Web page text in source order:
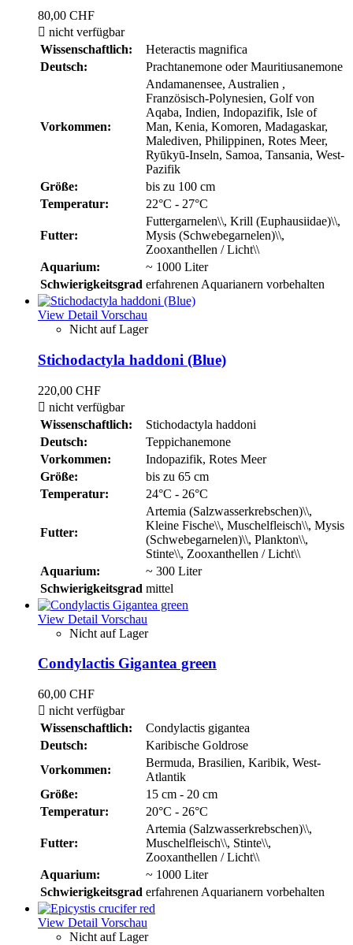
80,00 CHF
 nicht verfügbar
Wissenschaftlich:
Heteractis magnifica
Deutsch:
Prachtanemone oder Mauritiusanemone
Vorkommen:
Andamanensee, Australien ,
Französisch-Polynesien, Golf von
Aqaba, Indien, Indopazifik, Isle of
Man, Kenia, Komoren, Madagaskar,
Malediven, Philippinen, Rotes Meer,
Ryūkyū-Inseln, Samoa, Tansania, West-
Pazifik
Größe:
bis zu 100 cm
Temperatur:
22°C - 27°C
Futter:
Futtergarnelen\\, Krill (Euphausiidae)\\,
Mysis (Schwebegarnelen)\\,
Zooxanthellen / Licht\\
Aquarium:
~ 1000 Liter
Schwierigkeitsgrad erfahrenen Aquarianern vorbehalten
View Detail Vorschau
Nicht auf Lager
Stichodactyla haddoni (Blue)
220,00 CHF
 nicht verfügbar
Wissenschaftlich:
Stichodactyla haddoni
Deutsch:
Teppichanemone
Vorkommen:
Indopazifik, Rotes Meer
Größe:
bis zu 65 cm
Temperatur:
24°C - 26°C
Futter:
Artemia (Salzwasserkrebschen)\\,
Kleine Fische\\, Muschelfleisch\\, Mysis
(Schwebegarnelen)\\, Plankton\\,
Stinte\\, Zooxanthellen / Licht\\
Aquarium:
~ 300 Liter
Schwierigkeitsgrad mittel
View Detail Vorschau
Nicht auf Lager
Condylactis Gigantea green
60,00 CHF
 nicht verfügbar
Wissenschaftlich:
Condylactis gigantea
Deutsch:
Karibische Goldrose
Vorkommen:
Bermuda, Brasilien, Karibik, West-
Atlantik
Größe:
15 cm - 20 cm
Temperatur:
20°C - 26°C
Futter:
Artemia (Salzwasserkrebschen)\\,
Muschelfleisch\\, Stinte\\,
Zooxanthellen / Licht\\
Aquarium:
~ 1000 Liter
Schwierigkeitsgrad erfahrenen Aquarianern vorbehalten
View Detail Vorschau
Nicht auf Lager